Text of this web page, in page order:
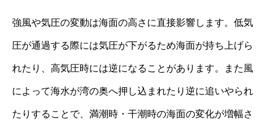
強風や気圧の変動は海面の高さに直接影響します。低気
圧が通過する際には気圧が下がるため海面が持ち上げら
れたり、高気圧時には逆になることがあります。また風
によって海水が湾の奥へ押し込まれたり逆に追いやられ
たりすることで、満潮時・干潮時の海面の変化が増幅さ